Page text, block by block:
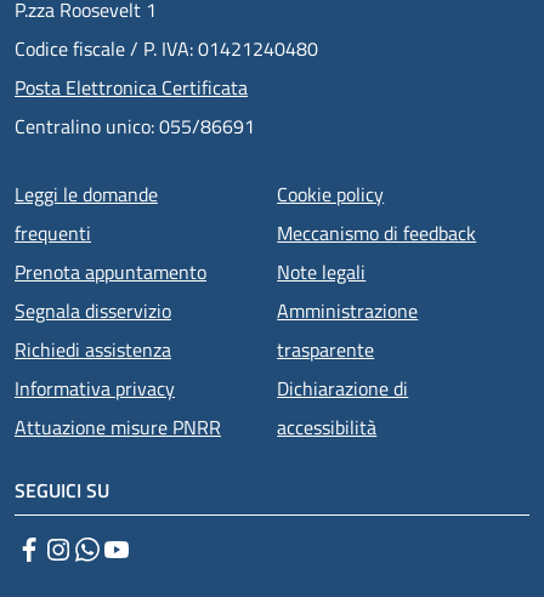
P.zza Roosevelt 1
Codice fiscale / P. IVA: 01421240480
Posta Elettronica Certificata
Centralino unico: 055/86691
Menu piè di pagina
Leggi le domande
frequenti
Prenota appuntamento
Segnala disservizio
Richiedi assistenza
Informativa privacy
Attuazione misure PNRR
Cookie policy
Meccanismo di feedback
Note legali
Amministrazione
trasparente
Dichiarazione di
accessibilità
SEGUICI SU
Facebook
Instagram
WhatsApp